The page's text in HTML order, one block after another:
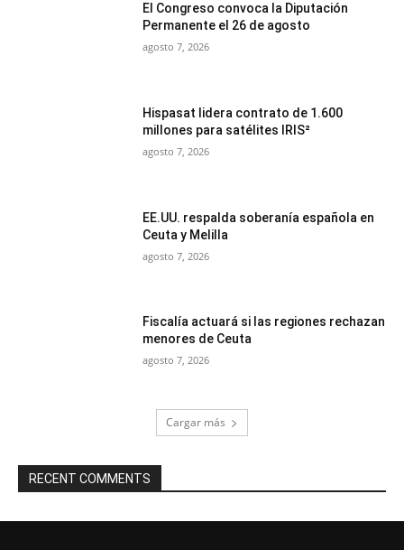
El Congreso convoca la Diputación
Permanente el 26 de agosto
agosto 7, 2026
Hispasat lidera contrato de 1.600
millones para satélites IRIS²
agosto 7, 2026
EE.UU. respalda soberanía española en
Ceuta y Melilla
agosto 7, 2026
Fiscalía actuará si las regiones rechazan
menores de Ceuta
agosto 7, 2026
Cargar más
RECENT COMMENTS